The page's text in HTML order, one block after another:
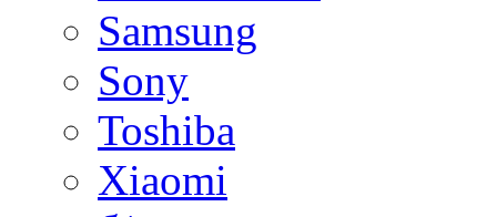
Samsung
Sony
Toshiba
Xiaomi